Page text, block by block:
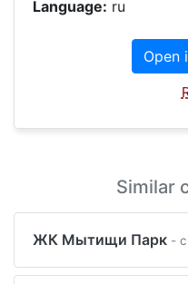
Language: ru
Open
Similar
ЖК Мытищи Парк -